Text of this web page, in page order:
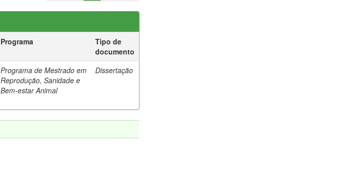
Programa
Tipo de
documento
Programa de Mestrado em
Reprodução, Sanidade e
Bem-estar Animal
Dissertação